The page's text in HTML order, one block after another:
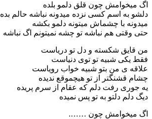
اگ میخوامش چون قلق دلمو بلده
دلشو به اسم کسی نزده میدونه نباشه حالم بده
میدونه با چشماش میتونه دلمو بکشه
حتی وقتی هم نباشه تو چشه نمیتونم اگ نباشه
من قایق شکسته و دل تو دریاست
فقط یکی شبیه تو توی دنیاست
علاقه ی من بتو شبیه خواب رویاست
چشام قشنگتر از تو هیچموقع ندیده
یه جوری رفت دلم که عقام از سرم پریده
دیگ دلم دلتو به تو پس نمیده
اگ میخوامش چون …….